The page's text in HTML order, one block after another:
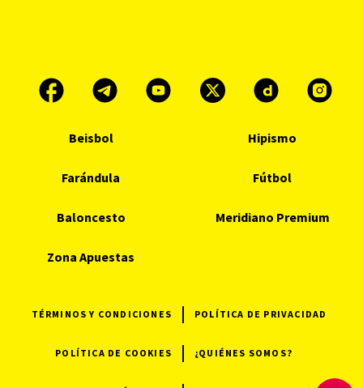
Beisbol Hipismo
Farándula Fútbol
Baloncesto Meridiano Premium
Zona Apuestas
TÉRMINOS Y CONDICIONES POLÍTICA DE PRIVACIDAD
POLÍTICA DE COOKIES ¿QUIÉNES SOMOS?